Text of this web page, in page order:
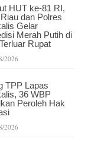
HUT ke-81 RI,
dan Polres
Gelar
Merah Putih di
Rupat
2026
TPP Lapas
36 WBP
Peroleh Hak
2026